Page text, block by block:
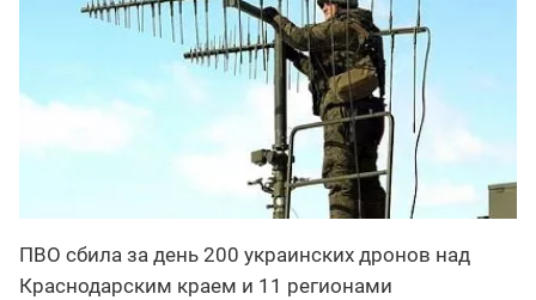
ПВО сбила за день 200 украинских дронов над
Краснодарским краем и 11 регионами